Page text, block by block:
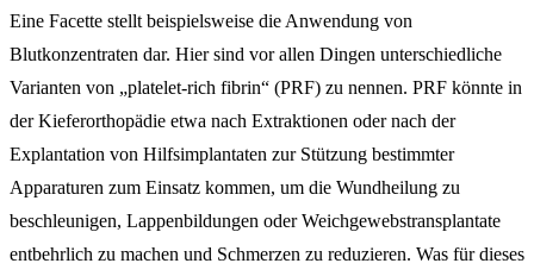
Eine Facette stellt beispielsweise die Anwendung von
Blutkonzentraten dar. Hier sind vor allen Dingen unterschiedliche
Varianten von „platelet-rich fibrin“ (PRF) zu nennen. PRF könnte in
der Kieferorthopädie etwa nach Extraktionen oder nach der
Explantation von Hilfsimplantaten zur Stützung bestimmter
Apparaturen zum Einsatz kommen, um die Wundheilung zu
beschleunigen, Lappenbildungen oder Weichgewebstransplantate
entbehrlich zu machen und Schmerzen zu reduzieren. Was für dieses